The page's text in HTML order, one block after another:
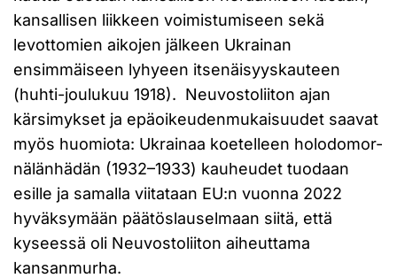
kansallisen liikkeen voimistumiseen sekä
levottomien aikojen jälkeen Ukrainan
ensimmäiseen lyhyeen itsenäisyyskauteen
(huhti-joulukuu 1918). Neuvostoliiton ajan
kärsimykset ja epäoikeudenmukaisuudet saavat
myös huomiota: Ukrainaa koetelleen holodomor-
nälänhädän (1932–1933) kauheudet tuodaan
esille ja samalla viitataan EU:n vuonna 2022
hyväksymään päätöslauselmaan siitä, että
kyseessä oli Neuvostoliiton aiheuttama
kansanmurha.